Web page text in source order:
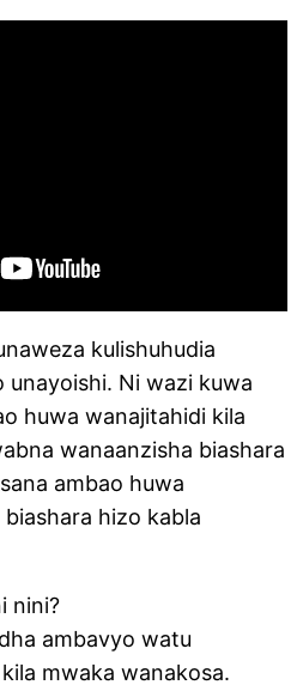
kulishuhudia
unayoishi. Ni wazi kuwa
huwa wanajitahidi kila
wanaanzisha biashara
ambao huwa
hizo kabla
nini?
ambavyo watu
mwaka wanakosa.